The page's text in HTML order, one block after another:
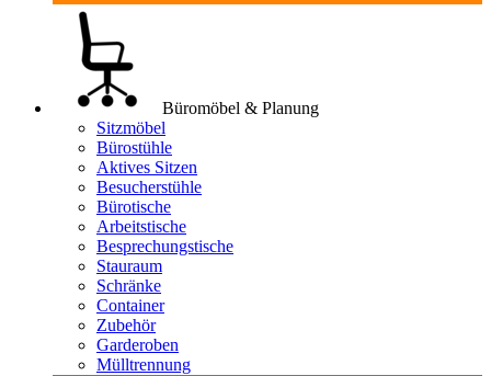
Büromöbel & Planung
Sitzmöbel
Bürostühle
Aktives Sitzen
Besucherstühle
Bürotische
Arbeitstische
Besprechungstische
Stauraum
Schränke
Container
Zubehör
Garderoben
Mülltrennung